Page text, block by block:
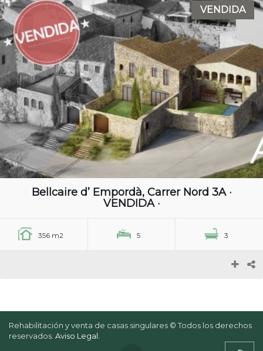
VENDIDA
Bellcaire d’ Empordà, Carrer Nord 3A ·
VENDIDA ·
356 m2 5 3
Rehabilitación y venta de casas singulares © Todos los derechos
reservados. Aviso Legal